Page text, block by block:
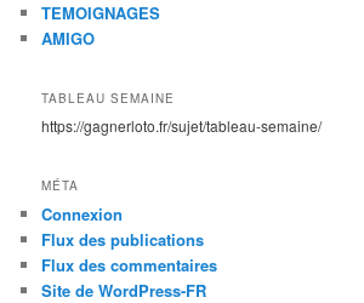
TEMOIGNAGES
AMIGO
TABLEAU SEMAINE
https://gagnerloto.fr/sujet/tableau-semaine/
MÉTA
Connexion
Flux des publications
Flux des commentaires
Site de WordPress-FR